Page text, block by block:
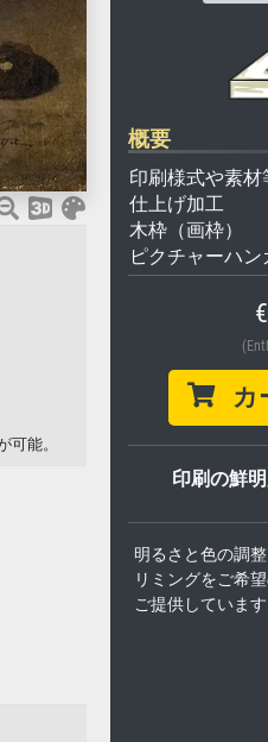
可能。
概要
印刷様式や素材
仕上げ加工
木枠（画枠）
ピクチャーハン
カ
印刷の鮮明
明るさと色の調
リミングをご希
ご提供していま